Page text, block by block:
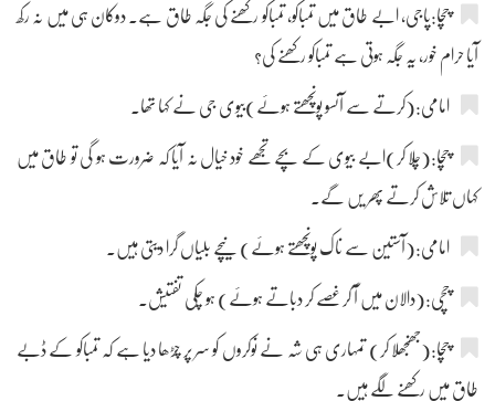
چچا:پاجی، ابے طاق میں تمباکو، تمباکو رکھنے کی جگہ طاق ہے۔ دوکان ہی میں نہ رکھ
آیا حرام خور، یہ جگہ ہوتی ہے تمباکو رکھنے کی؟
امامی:(کرتے سے آنسو پونچھتے ہوئے)بیوی جی نے کہا تھا۔
چچا:(چلا کر)ابے بیوی کے بچے تجھے خود خیال نہ آیا کہ ضرورت ہو گی تو طاق میں
کہاں تلاش کرتے پھر یں گے۔
امامی:(آستین سے ناک پونچھتے ہوئے) نیچے بلیاں گرا دیتی ہیں۔
چچی:(دالان میں آ کر غصے کر دباتے ہوئے) ہو چکی تفتیش۔
چچا:(جھنجھلا کر) تمہاری ہی شہ نے نوکروں کو سر پر چڑھا دیا ہے کہ تمباکو کے ڈبے
طاق میں رکھنے لگے ہیں۔